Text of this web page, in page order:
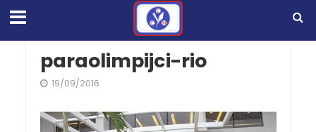
paraolimpijci-rio
19/09/2016